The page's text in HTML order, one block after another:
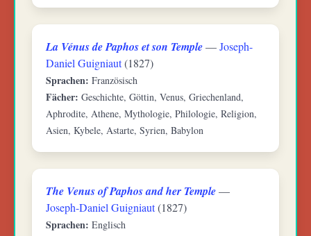
La Vénus de Paphos et son Temple—Joseph-
Daniel Guigniaut(1827)
Sprachen: Französisch
Fächer: Geschichte, Göttin, Venus, Griechenland,
Aphrodite, Athene, Mythologie, Philologie, Religion,
Asien, Kybele, Astarte, Syrien, Babylon
The Venus of Paphos and her Temple—
Joseph-Daniel Guigniaut(1827)
Sprachen: Englisch